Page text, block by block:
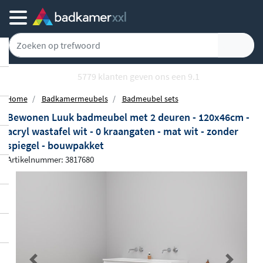
5779 klanten geven ons een 9.1
Home Badkamermeubels Badmeubel sets
Bewonen Luuk badmeubel met 2 deuren - 120x46cm -
acryl wastafel wit - 0 kraangaten - mat wit - zonder
spiegel - bouwpakket
Artikelnummer: 3817680